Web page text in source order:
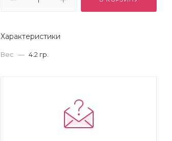
Характеристики
Вес — 4.2 гр.